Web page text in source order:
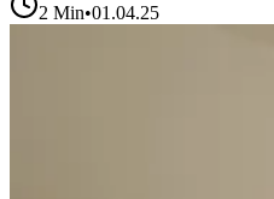
2 Min•01.04.25